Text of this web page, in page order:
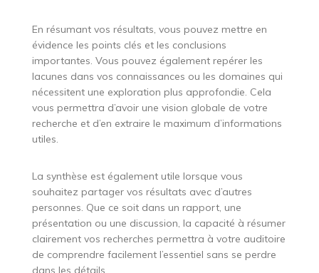
En résumant vos résultats, vous pouvez mettre en
évidence les points clés et les conclusions
importantes. Vous pouvez également repérer les
lacunes dans vos connaissances ou les domaines qui
nécessitent une exploration plus approfondie. Cela
vous permettra d’avoir une vision globale de votre
recherche et d’en extraire le maximum d’informations
utiles.
La synthèse est également utile lorsque vous
souhaitez partager vos résultats avec d’autres
personnes. Que ce soit dans un rapport, une
présentation ou une discussion, la capacité à résumer
clairement vos recherches permettra à votre auditoire
de comprendre facilement l’essentiel sans se perdre
dans les détails.